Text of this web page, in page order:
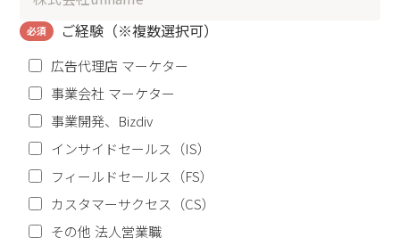
必須 ご経験（※複数選択可）
広告代理店 マーケター
事業会社 マーケター
事業開発、Bizdiv
インサイドセールス（IS）
フィールドセールス（FS）
カスタマーサクセス（CS）
その他 法人営業職